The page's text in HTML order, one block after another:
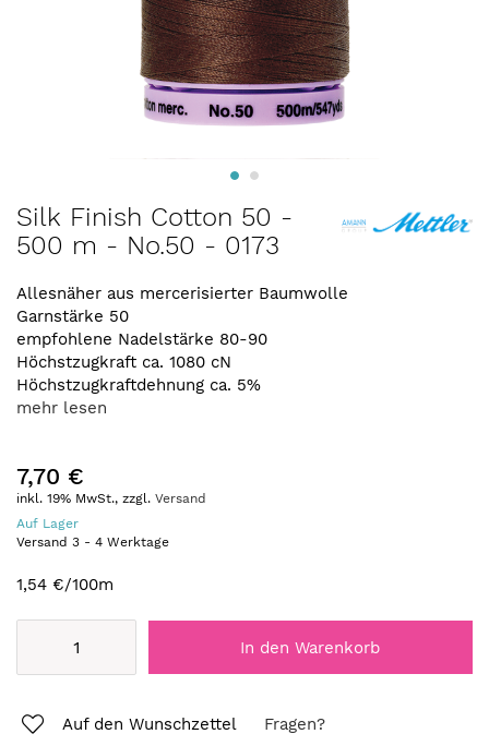
Zum
Anfang
der
springen
Silk Finish Cotton 50 -
500 m - No.50 - 0173
Allesnäher aus mercerisierter Baumwolle
Garnstärke 50
empfohlene Nadelstärke 80-90
Höchstzugkraft ca. 1080 cN
Höchstzugkraftdehnung ca. 5%
mehr lesen
7,70 €
inkl. 19% MwSt., zzgl. Versand
Auf Lager
Versand 3 - 4 Werktage
1,54 €/100m
In den Warenkorb
Auf den Wunschzettel Fragen?